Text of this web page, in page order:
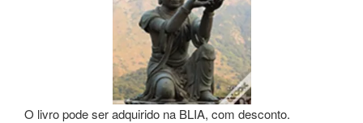
O livro pode ser adquirido na BLIA, com desconto.